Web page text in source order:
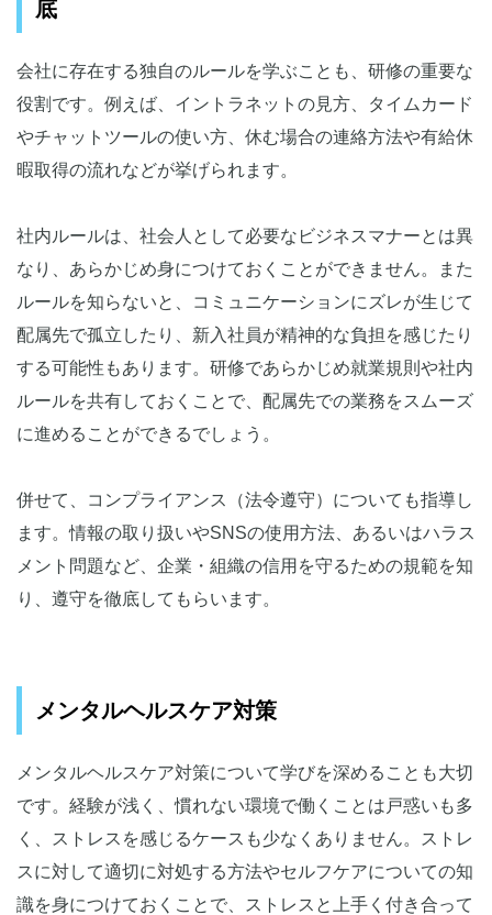
底
会社に存在する独自のルールを学ぶことも、研修の重要な
役割です。例えば、イントラネットの見方、タイムカード
やチャットツールの使い方、休む場合の連絡方法や有給休
暇取得の流れなどが挙げられます。
社内ルールは、社会人として必要なビジネスマナーとは異
なり、あらかじめ身につけておくことができません。また
ルールを知らないと、コミュニケーションにズレが生じて
配属先で孤立したり、新入社員が精神的な負担を感じたり
する可能性もあります。研修であらかじめ就業規則や社内
ルールを共有しておくことで、配属先での業務をスムーズ
に進めることができるでしょう。
併せて、コンプライアンス（法令遵守）についても指導し
ます。情報の取り扱いやSNSの使用方法、あるいはハラス
メント問題など、企業・組織の信用を守るための規範を知
り、遵守を徹底してもらいます。
メンタルヘルスケア対策
メンタルヘルスケア対策について学びを深めることも大切
です。経験が浅く、慣れない環境で働くことは戸惑いも多
く、ストレスを感じるケースも少なくありません。ストレ
スに対して適切に対処する方法やセルフケアについての知
識を身につけておくことで、ストレスと上手く付き合って